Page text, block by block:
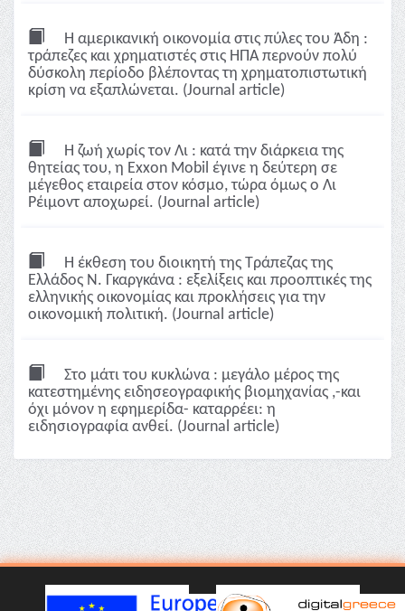
Η αμερικανική οικονομία στις πύλες του Άδη :
τράπεζες και χρηματιστές στις ΗΠΑ περνούν πολύ
δύσκολη περίοδο βλέποντας τη χρηματοπιστωτική
κρίση να εξαπλώνεται. (Journal article)
Η ζωή χωρίς τον Λι : κατά την διάρκεια της
θητείας του, η Exxon Mobil έγινε η δεύτερη σε
μέγεθος εταιρεία στον κόσμο, τώρα όμως ο Λι
Ρέιμοντ αποχωρεί. (Journal article)
Η έκθεση του διοικητή της Τράπεζας της
Ελλάδος Ν. Γκαργκάνα : εξελίξεις και προοπτικές της
ελληνικής οικονομίας και προκλήσεις για την
οικονομική πολιτική. (Journal article)
Στο μάτι του κυκλώνα : μεγάλο μέρος της
κατεστημένης ειδησεογραφικής βιομηχανίας ,-και
όχι μόνον η εφημερίδα- καταρρέει: η
ειδησιογραφία ανθεί. (Journal article)